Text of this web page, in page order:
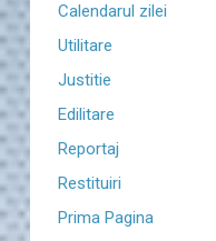
Calendarul zilei
Utilitare
Justitie
Edilitare
Reportaj
Restituiri
Prima Pagina